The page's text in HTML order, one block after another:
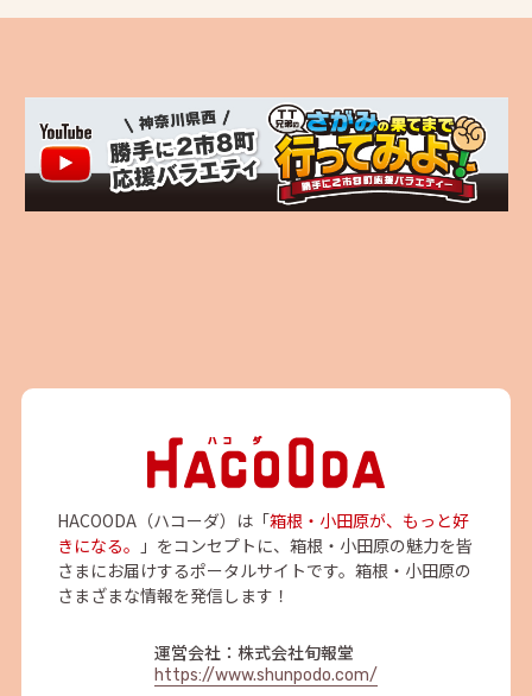
HACOODA（ハコーダ）は「箱根・小田原が、もっと好
きになる。
」をコンセプトに、箱根・小田原の魅力を皆
さまにお届けするポータルサイトです。箱根・小田原の
さまざまな情報を発信します！
運営会社：株式会社旬報堂
https://www.shunpodo.com/